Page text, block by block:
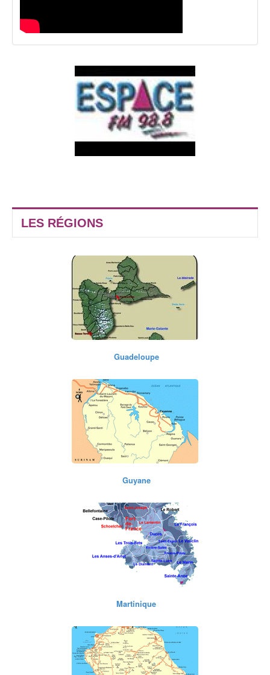
LES RÉGIONS
Guadeloupe
Guyane
Martinique
La Réunion